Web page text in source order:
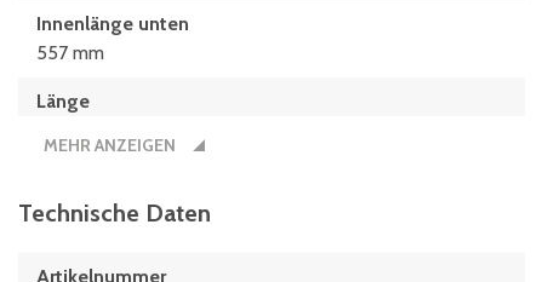
Innenlänge unten
557 mm
Länge
MEHR ANZEIGEN
Technische Daten
Artikelnummer